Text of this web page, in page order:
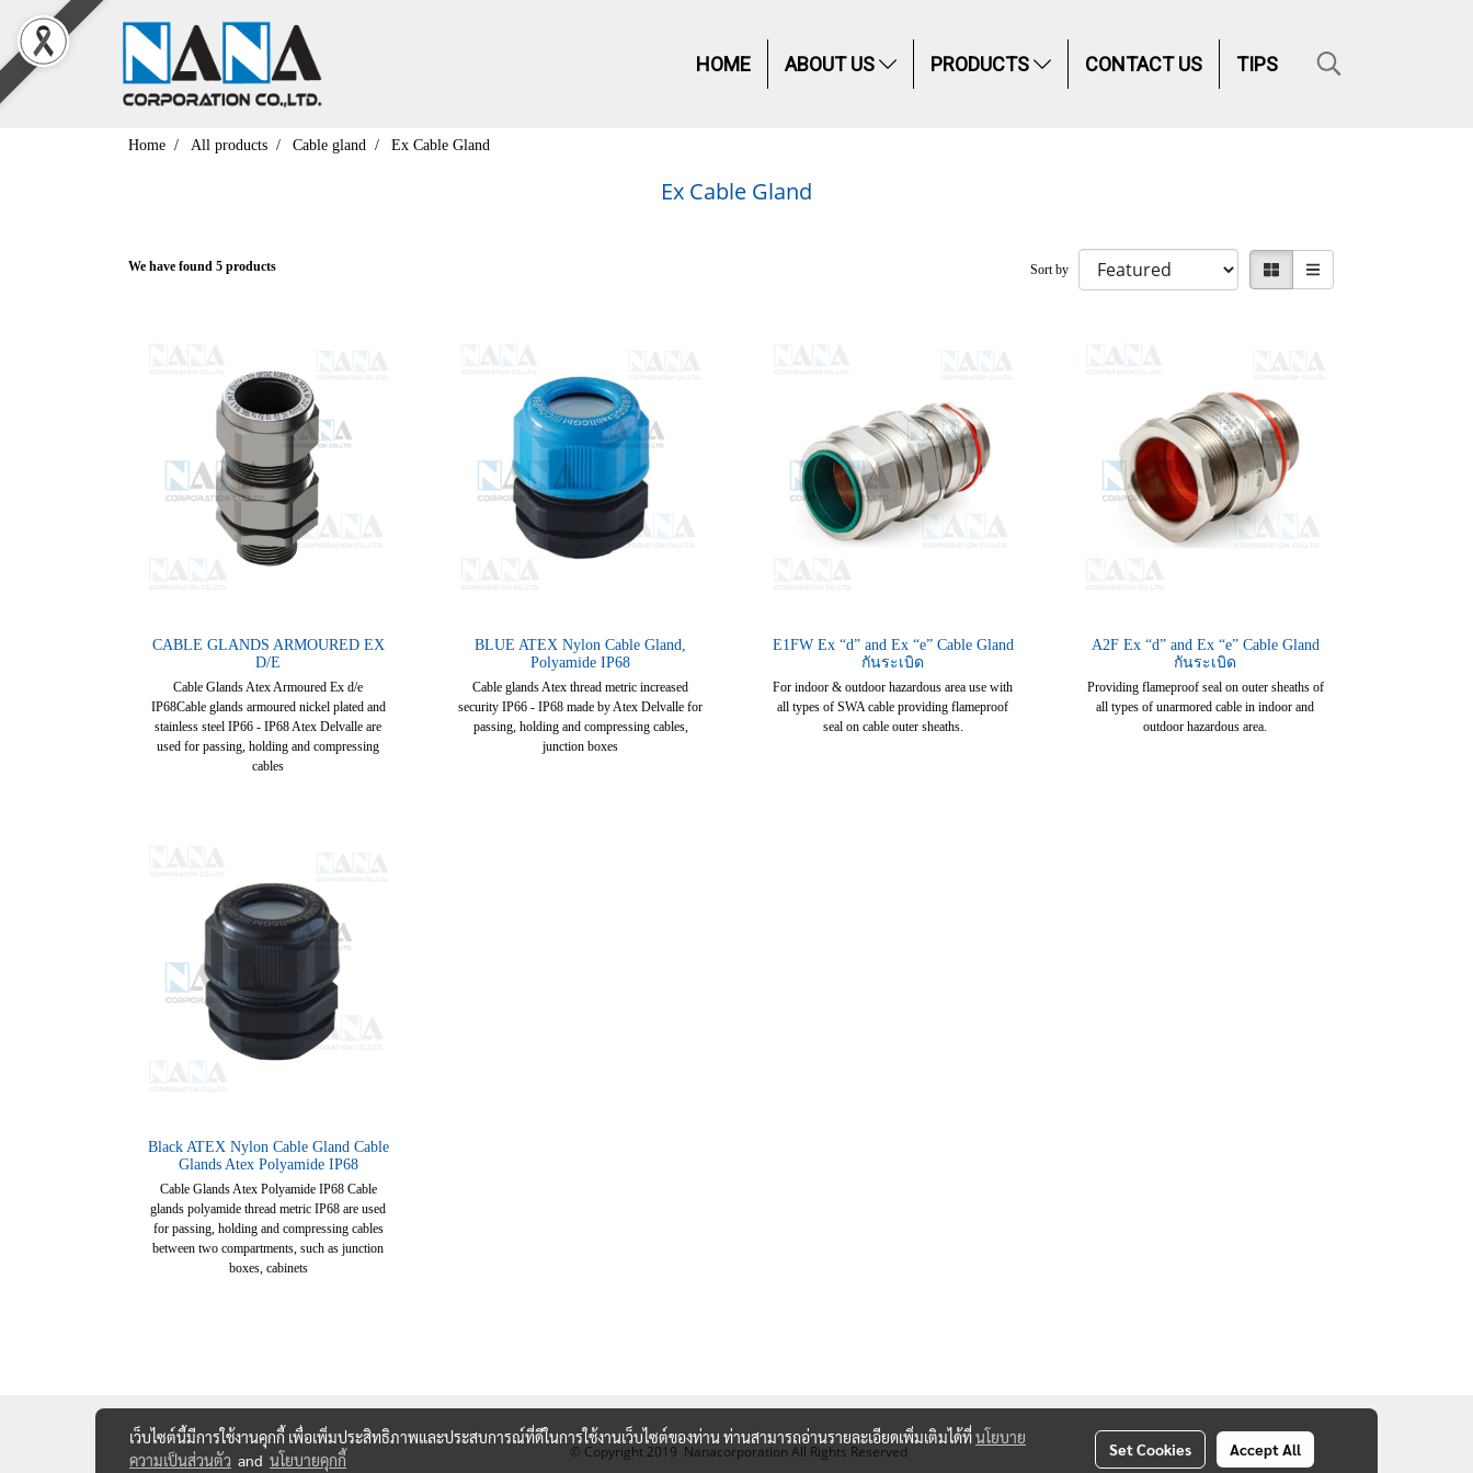
HOME ABOUT US PRODUCTS CONTACT US TIPS
Home All products Cable gland Ex Cable Gland
Ex Cable Gland
We have found 5 products Sort by
CABLE GLANDS ARMOURED EX
D/E
Cable Glands Atex Armoured Ex d/e
IP68Cable glands armoured nickel plated and
stainless steel IP66 - IP68 Atex Delvalle are
used for passing, holding and compressing
cables
BLUE ATEX Nylon Cable Gland,
Polyamide IP68
Cable glands Atex thread metric increased
security IP66 - IP68 made by Atex Delvalle for
passing, holding and compressing cables,
junction boxes
E1FW Ex “d” and Ex “e” Cable Gland
กันระเบิด
For indoor & outdoor hazardous area use with
all types of SWA cable providing flameproof
seal on cable outer sheaths.
A2F Ex “d” and Ex “e” Cable Gland
กันระเบิด
Providing flameproof seal on outer sheaths of
all types of unarmored cable in indoor and
outdoor hazardous area.
Black ATEX Nylon Cable Gland Cable
Glands Atex Polyamide IP68
Cable Glands Atex Polyamide IP68 Cable
glands polyamide thread metric IP68 are used
for passing, holding and compressing cables
between two compartments, such as junction
boxes, cabinets
© Copyright 2019 Nanacorporation All Rights Reserved
เว็บไซต์นี้มีการใช้งานคุกกี้ เพื่อเพิ่มประสิทธิภาพและประสบการณ์ที่ดีในการใช้งานเว็บไซต์ของท่าน ท่านสามารถอ่านรายละเอียดเพิ่มเติมได้ที่นโยบาย
ความเป็นส่วนตัว and นโยบายคุกกี้
Set Cookies Accept All